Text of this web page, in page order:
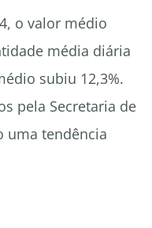
o valor médio
média diária
subiu 12,3%.
pela Secretaria de
uma tendência